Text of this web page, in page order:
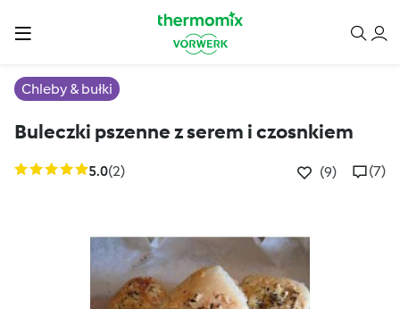
Chleby & bułki
Buleczki pszenne z serem i czosnkiem
5.0(2) (9) (7)